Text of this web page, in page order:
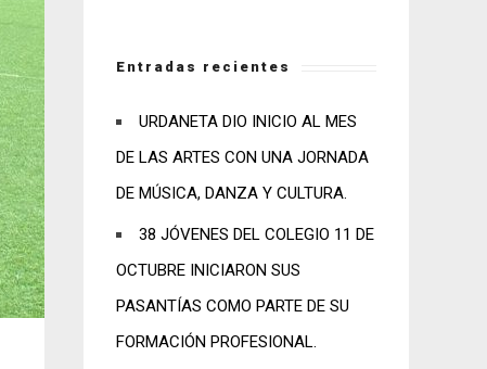
Entradas recientes
URDANETA DIO INICIO AL MES
DE LAS ARTES CON UNA JORNADA
DE MÚSICA, DANZA Y CULTURA.
38 JÓVENES DEL COLEGIO 11 DE
OCTUBRE INICIARON SUS
PASANTÍAS COMO PARTE DE SU
FORMACIÓN PROFESIONAL.